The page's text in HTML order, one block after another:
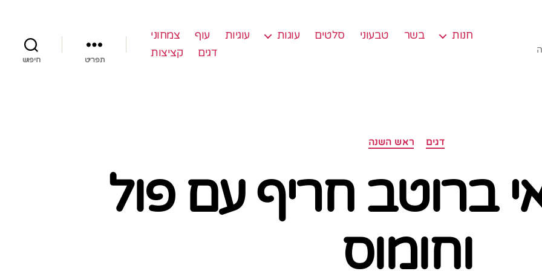
חנות בשר טבעוני סלטים עוגות עוגיות עוף
צמחוני
דגים
קציצות
תפריט חיפוש
קטגוריות דגים ראש השנה
ברוטב חריף עם פול
וחומוס